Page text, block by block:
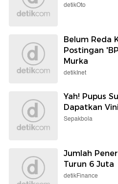
detikOto
Belum Reda
Postingan
Murka
detikInet
Yah! Pupus
Dapatkan
Sepakbola
Jumlah
Turun 6 Juta
detikFinance